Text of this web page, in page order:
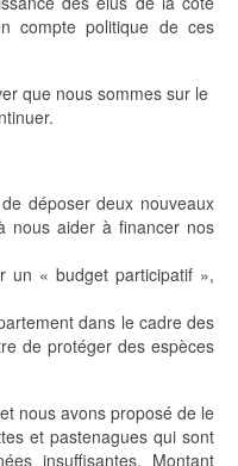
compte politique de ces
que nous sommes sur le
déposer deux nouveaux
nous aider à financer nos
un « budget participatif »,
dans le cadre des
de protéger des espèces
nous avons proposé de le
et pastenagues qui sont
insuffisantes. Montant